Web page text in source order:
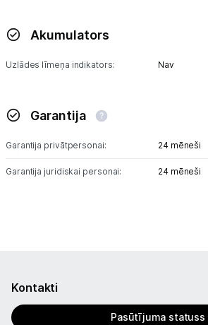
Akumulators
Uzlādes līmeņa indikators: Nav
Garantija
Garantija privātpersonai: 24 mēneši
Garantija juridiskai personai: 24 mēneši
Kontakti
Pasūtījuma statuss